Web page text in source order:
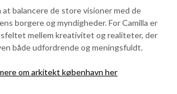
at balancere de store visioner med de
borgere og myndigheder. For Camilla er
mellem kreativitet og realiteter, der
både udfordrende og meningsfuldt.
om arkitekt københavn her